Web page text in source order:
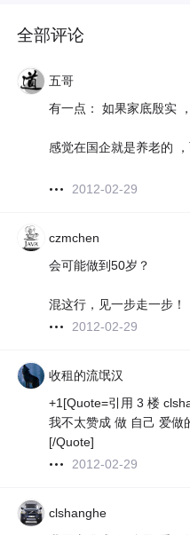
全部评论
五哥
有一点： 如果家底殷实
感觉在国企就是养老的
2012-02-29
czmchen
会可能做到50岁？
混这行，见一步走一步！
2012-02-29
收租的流氓汉
+1[Quote=引用 3 楼
我不太赞成 做 自己 爱做
[/Quote]
2012-02-29
clshanghe